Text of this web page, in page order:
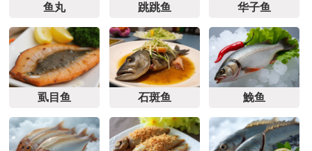
鱼丸 跳跳鱼 华子鱼
虱目鱼 石斑鱼 鮸鱼